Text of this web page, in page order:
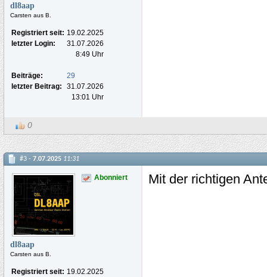
dl8aap
Carsten aus B.
Registriert seit: 19.02.2025
letzter Login:
31.07.2026
8:49 Uhr
Beiträge:
29
letzter Beitrag:
31.07.2026
13:01 Uhr
0
#3 - 7.07.2025 11:31
Abonniert
dl8aap
Carsten aus B.
Registriert seit: 19.02.2025
Mit der richtigen